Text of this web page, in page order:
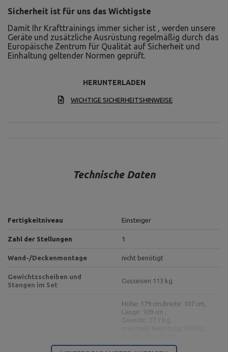
Sicherheit ist für uns das Wichtigste
Damit Ihr Krafttrainings immer sicher ist , werden unsere
Geräte und zusätzliche Ausrüstung regelmäßig durch das
Europäische Zentrum für Qualität auf Sicherheit und
Einhaltung geltender Normen geprüft.
HERUNTERLADEN
WICHTIGE SICHERHEITSHINWEISE
Technische Daten
Fertigkeitniveau Einsteiger
Zahl der Stellungen 1
Wand-/Deckenmontage nicht benötigt
Gewichtsscheiben und
Stangen im Set
Gusseisen 113 kg
Langhantelständer MH-S204
Höhe: 179 cm,Breite: 107 cm,
Länge: 109 cm ,
Gewicht: 27,7 kg,
Versicherung: 7 Stufen/77 -